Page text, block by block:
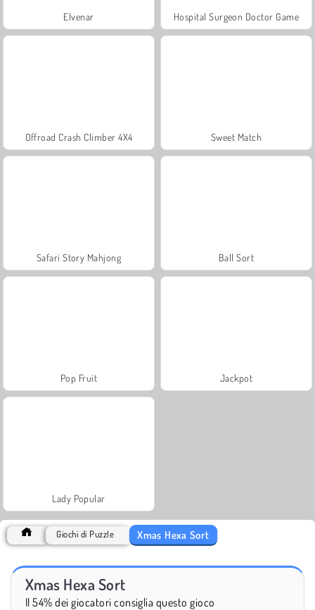
Elvenar Hospital Surgeon Doctor Game
Offroad Crash Climber 4X4 Sweet Match
Safari Story Mahjong Ball Sort
Pop Fruit Jackpot
Lady Popular
Giochi di Puzzle Xmas Hexa Sort
Xmas Hexa Sort
Il 54% dei giocatori consiglia questo gioco